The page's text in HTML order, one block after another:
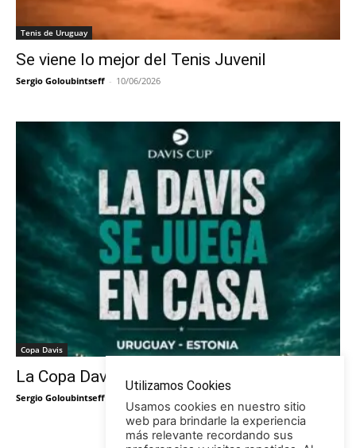
Tenis de Uruguay
Se viene lo mejor del Tenis Juvenil
Sergio Goloubintseff - 10/06/2026
Copa Davis
La Copa Davis vuelve al Círculo
Sergio Goloubintseff
Utilizamos Cookies
Usamos cookies en nuestro sitio
web para brindarle la experiencia
más relevante recordando sus